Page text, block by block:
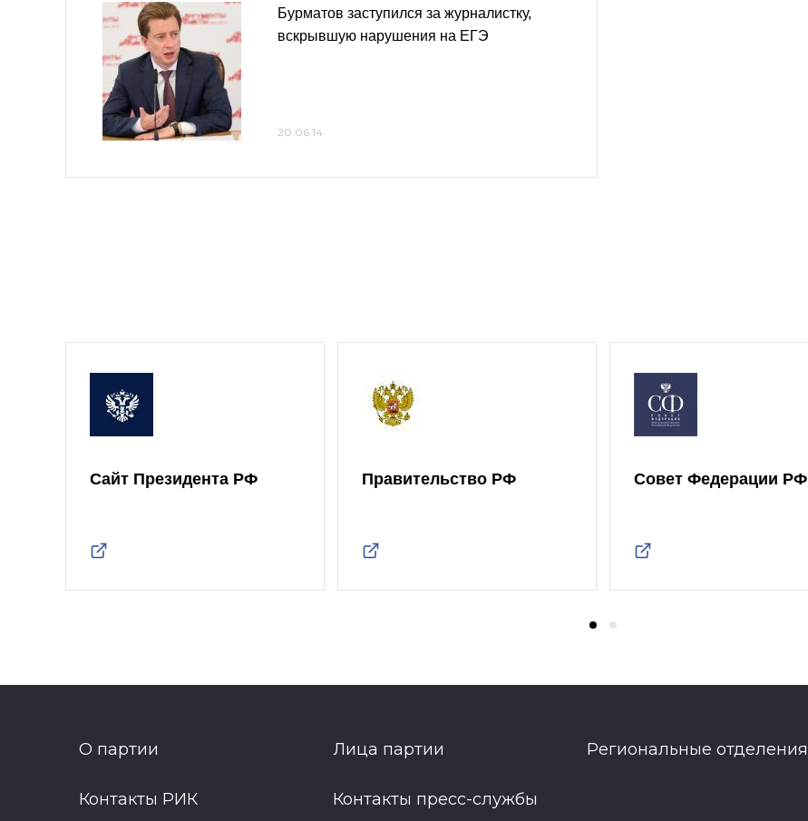
Бурматов заступился за журналистку,
вскрывшую нарушения на ЕГЭ
20.06.14
Сайт Президента РФ Правительство РФ Совет Федерации РФ
О партии Лица партии Региональные отделения
Контакты РИК Контакты пресс-службы